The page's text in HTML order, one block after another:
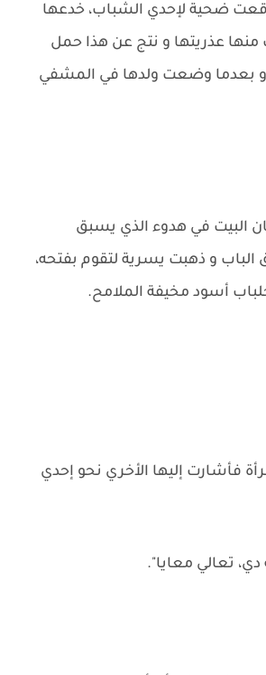
ضحية لإحدي الشباب، خدعها
عذريتها و نتج عن هذا حمل
و بعدما وضعت ولدها في المشفي
البيت في هدوء الذي يسبق
و ذهبت يسرية لتقوم بفتحه،
أسود مخيفة الملامح.
فأشارت إليها الأخري نحو إحدي
تعالي معايا".